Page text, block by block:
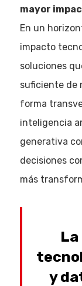
mayor
En un
impacto
soluciones
suficiente de
forma
inteligencia
generativa
decisiones
más
y